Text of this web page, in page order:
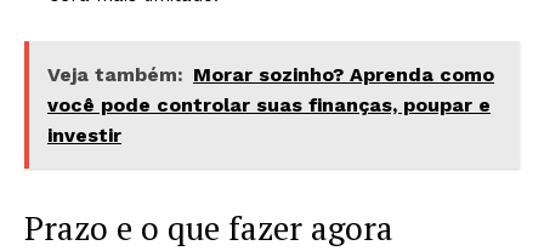
Veja também: Morar sozinho? Aprenda como
você pode controlar suas finanças, poupar e
investir
Prazo e o que fazer agora